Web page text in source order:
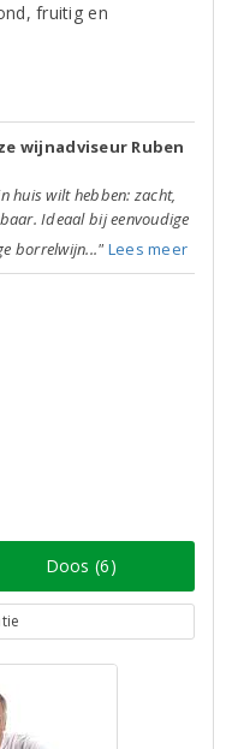
fruitig en
wijnadviseur Ruben
huis wilt hebben: zacht,
Ideaal bij eenvoudige
borrelwijn..." Lees meer
Doos (6)